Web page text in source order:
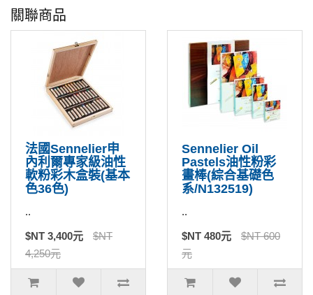
關聯商品
法國Sennelier申
內利爾專家級油性
軟粉彩木盒裝(基本
色36色)
..
$NT 3,400元
$NT
4,250元
Sennelier Oil
Pastels油性粉彩
畫棒(綜合基礎色
系/N132519)
..
$NT 480元
$NT 600
元